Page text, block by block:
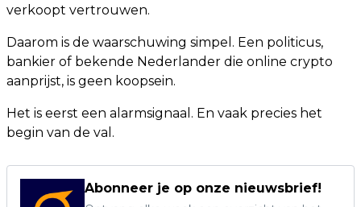
verkoopt vertrouwen.
Daarom is de waarschuwing simpel. Een politicus,
bankier of bekende Nederlander die online crypto
aanprijst, is geen koopsein.
Het is eerst een alarmsignaal. En vaak precies het
begin van de val.
Abonneer je op onze nieuwsbrief!